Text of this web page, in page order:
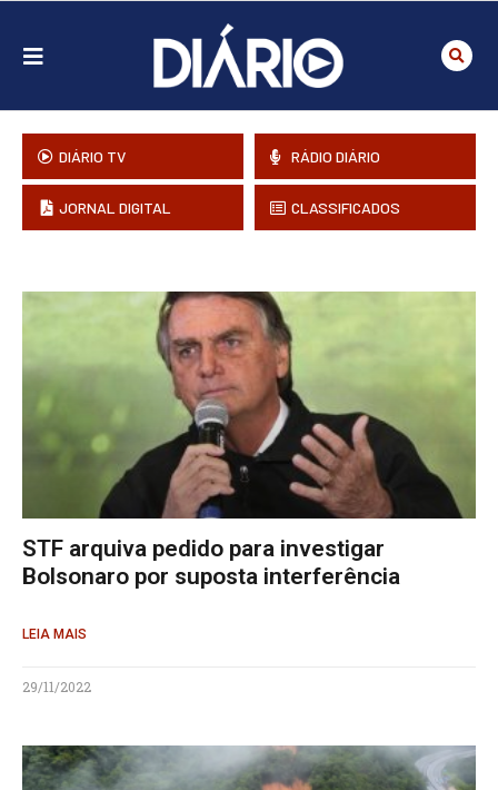
DIÁRIO TV RÁDIO DIÁRIO
JORNAL DIGITAL CLASSIFICADOS
STF arquiva pedido para investigar
Bolsonaro por suposta interferência
LEIA MAIS
29/11/2022